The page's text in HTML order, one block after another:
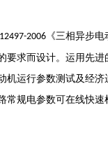
2006 《三相异步
要求而设计。运用先进
机运行参数测试及经济
常规电参数可在线快速